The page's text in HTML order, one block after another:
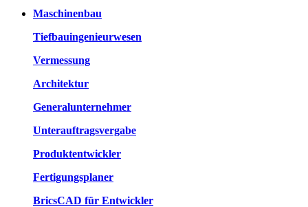
Maschinenbau
Tiefbauingenieurwesen
Vermessung
Architektur
Generalunternehmer
Unterauftragsvergabe
Produktentwickler
Fertigungsplaner
BricsCAD für Entwickler